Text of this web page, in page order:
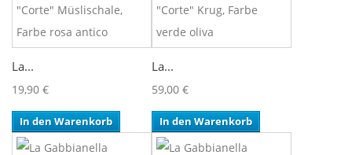
La...
19,90 €
In den Warenkorb
La...
59,00 €
In den Warenkorb